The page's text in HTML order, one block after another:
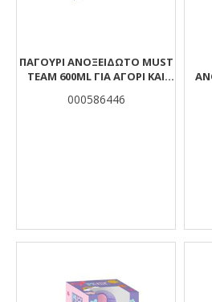
ΠΑΓΟΎΡΙ ΑΝΟΞΕΊΔΩΤΟ MUST
TEAM 600ML ΓΙΑ ΑΓΌΡΙ ΚΑΙ
000586446